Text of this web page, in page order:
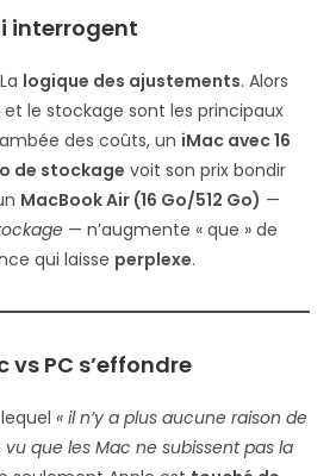
interrogent
logique des ajustements. Alors
le stockage sont les principaux
des coûts, un iMac avec 16
de stockage voit son prix bondir
MacBook Air (16 Go/512 Go) —
— n’augmente « que » de
qui laisse perplexe.
vs PC s’effondre
lequel« il n’y a plus aucune raison de
vu que les Mac ne subissent pas la